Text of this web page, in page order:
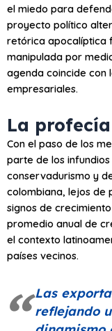
el miedo para
proyecto político
retórica apocalíptica
manipulada por
agenda coincide con
empresariales.
La
Con el paso de los
parte de los
conservadurismo y
colombiana, lejos de
signos de
promedio anual de
el contexto
países vecinos.
Las
reflejando